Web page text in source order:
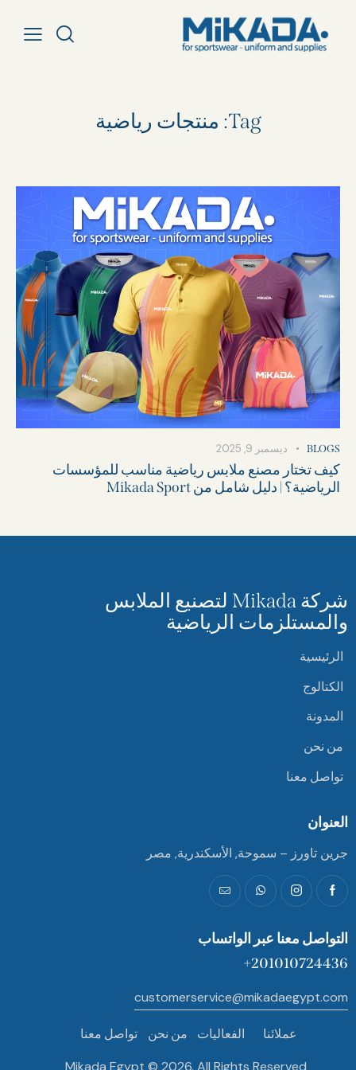
Tag: منتجات رياضية
BLOGS ديسمبر 9, 2025
كيف تختار مصنع ملابس رياضية مناسب للمؤسسات
الرياضية؟ | دليل شامل من Mikada Sport
شركة Mikada لتصنيع الملابس
والمستلزمات الرياضية
الرئيسية
الكتالوج
المدونة
من نحن
تواصل معنا
العنوان
جرين تاورز – سموحة, الأسكندرية, مصر
التواصل معنا عبر الواتساب
201010724436+
customerservice@mikadaegypt.com
عملائنا الفعاليات من نحن تواصل معنا
Mikada Egypt © 2026. All Rights Reserved